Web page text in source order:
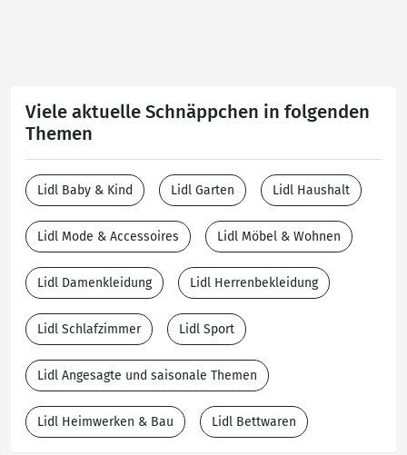
Viele aktuelle Schnäppchen in folgenden
Themen
Lidl Baby & Kind Lidl Garten Lidl Haushalt
Lidl Mode & Accessoires Lidl Möbel & Wohnen
Lidl Damenkleidung Lidl Herrenbekleidung
Lidl Schlafzimmer Lidl Sport
Lidl Angesagte und saisonale Themen
Lidl Heimwerken & Bau Lidl Bettwaren